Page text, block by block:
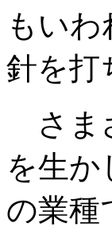
もい
針を打
さま
を生か
の業種